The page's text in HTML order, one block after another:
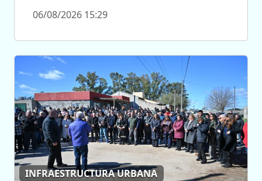
06/08/2026 15:29
INFRAESTRUCTURA URBANA